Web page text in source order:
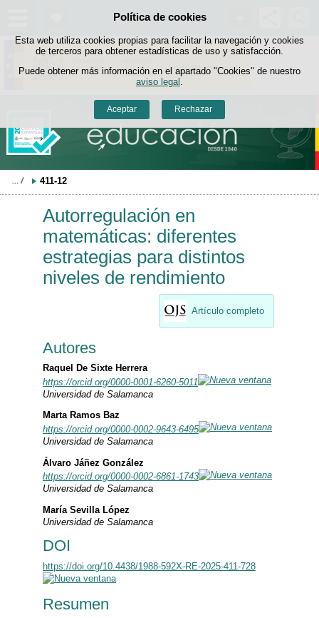
Política de cookies
Esta web utiliza cookies propias para facilitar la navegación y cookies
de terceros para obtener estadísticas de uso y satisfacción.
Puede obtener más información en el apartado "Cookies" de nuestro
aviso legal
Aceptar Rechazar
Saltar al contenido
411-12
Autorregulación en
matemáticas: diferentes
estrategias para distintos
niveles de rendimiento
Artículo completo
Autores
Raquel De Sixte Herrera
https://orcid.org/0000-0001-6260-5011
Universidad de Salamanca
Marta Ramos Baz
https://orcid.org/0000-0002-9643-6495
Universidad de Salamanca
Álvaro Jáñez González
https://orcid.org/0000-0002-6861-1743
Universidad de Salamanca
María Sevilla López
Universidad de Salamanca
DOI
https://doi.org/10.4438/1988-592X-RE-2025-411-728
Resumen